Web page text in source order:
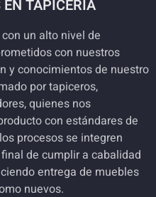
TAPICERIA
un alto nivel de
con nuestros
y conocimientos de nuestro
por tapiceros,
quienes nos
con estándares de
procesos se integren
de cumplir a cabalidad
entrega de muebles
nuevos.